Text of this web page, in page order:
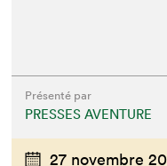
Présenté par
PRESSES AVENTURE
27 novembre